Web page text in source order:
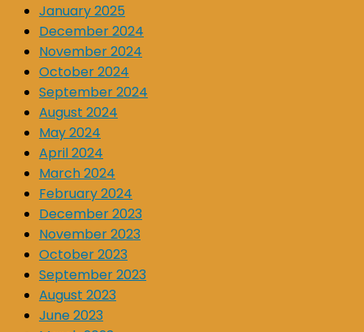
January 2025
December 2024
November 2024
October 2024
September 2024
August 2024
May 2024
April 2024
March 2024
February 2024
December 2023
November 2023
October 2023
September 2023
August 2023
June 2023